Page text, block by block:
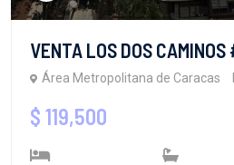
VENTA LOS DOS
Área Metropolitana de Caracas
$ 119,500